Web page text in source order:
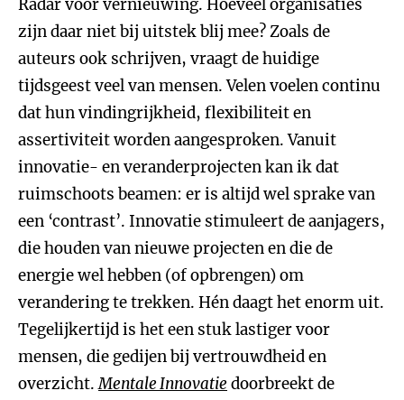
Radar voor vernieuwing. Hoeveel organisaties
zijn daar niet bij uitstek blij mee? Zoals de
auteurs ook schrijven, vraagt de huidige
tijdsgeest veel van mensen. Velen voelen continu
dat hun vindingrijkheid, flexibiliteit en
assertiviteit worden aangesproken. Vanuit
innovatie- en veranderprojecten kan ik dat
ruimschoots beamen: er is altijd wel sprake van
een ‘contrast’. Innovatie stimuleert de aanjagers,
die houden van nieuwe projecten en die de
energie wel hebben (of opbrengen) om
verandering te trekken. Hén daagt het enorm uit.
Tegelijkertijd is het een stuk lastiger voor
mensen, die gedijen bij vertrouwdheid en
overzicht.Mentale Innovatie doorbreekt de